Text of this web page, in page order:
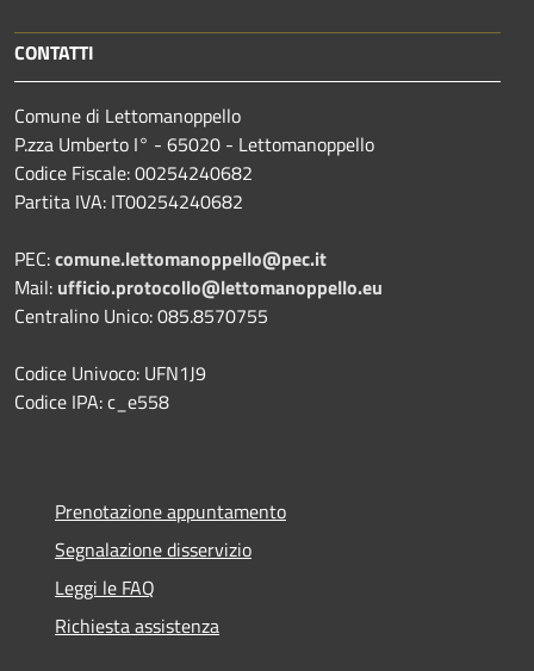
CONTATTI
Comune di Lettomanoppello
P.zza Umberto I° - 65020 - Lettomanoppello
Codice Fiscale: 00254240682
Partita IVA: IT00254240682
PEC:comune.lettomanoppello@pec.it
Mail: ufficio.protocollo@lettomanoppello.eu
Centralino Unico: 085.8570755
Codice Univoco: UFN1J9
Codice IPA: c_e558
Prenotazione appuntamento
Segnalazione disservizio
Leggi le FAQ
Richiesta assistenza